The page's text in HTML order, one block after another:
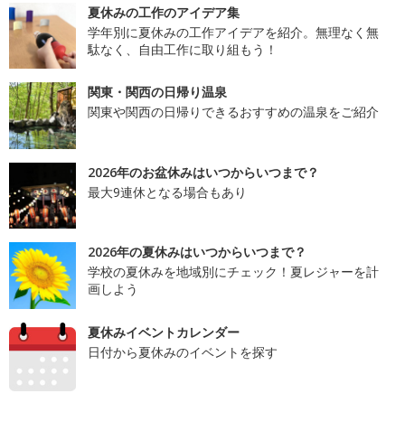
夏休みの工作のアイデア集
学年別に夏休みの工作アイデアを紹介。無理なく無
駄なく、自由工作に取り組もう！
関東・関西の日帰り温泉
関東や関西の日帰りできるおすすめの温泉をご紹介
2026年のお盆休みはいつからいつまで？
最大9連休となる場合もあり
2026年の夏休みはいつからいつまで？
学校の夏休みを地域別にチェック！夏レジャーを計
画しよう
夏休みイベントカレンダー
日付から夏休みのイベントを探す